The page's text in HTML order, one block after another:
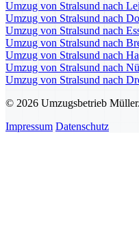
Umzug von Stralsund nach
Umzug von Stralsund nach
Umzug von Stralsund nach
Umzug von Stralsund nach
Umzug von Stralsund nach
Umzug von Stralsund nach
Umzug von Stralsund nach
© 2026 Umzugsbetrieb
Impressum Datenschutz